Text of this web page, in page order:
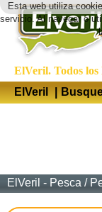
Esta web utiliza
servicio. Al navegar o
ElVeril. Todos los
ElVeril
|
ElVeril - Pesca /